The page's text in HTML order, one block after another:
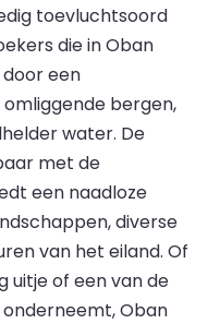
toevluchtsoord
die in Oban
een
bergen,
water. De
met de
een naadloze
diverse
van het eiland. Of
uitje of een van de
Oban